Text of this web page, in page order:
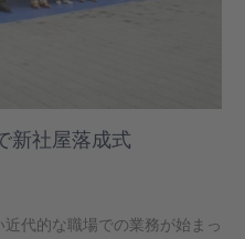
新社屋落成式
代的な職場での業務が始まっ